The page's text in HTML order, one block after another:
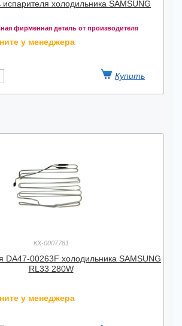
испарителя холодильника SAMSUNG
фирменная деталь от производителя
у менеджера
КХ-0007781
DA47-00263F холодильника SAMSUNG
RL33 280W
у менеджера